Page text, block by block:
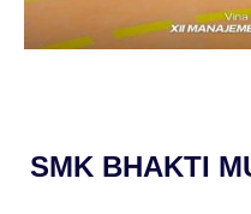
SMK BHAKTI